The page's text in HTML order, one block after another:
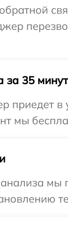
за 35 минут
приедет в
мы
мы